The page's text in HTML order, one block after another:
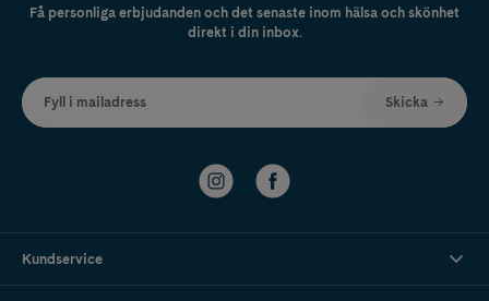
Få personliga erbjudanden och det senaste inom hälsa och skönhet
direkt i din inbox.
Fyll i mailadress Skicka
Kundservice